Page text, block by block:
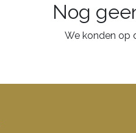
Nog
We konden op